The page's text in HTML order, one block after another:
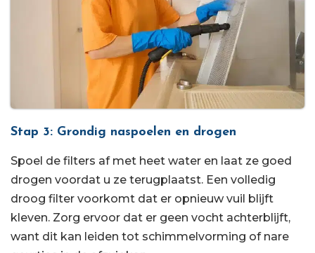
Stap 3: Grondig naspoelen en drogen
Spoel de filters af met heet water en laat ze goed
drogen voordat u ze terugplaatst. Een volledig
droog filter voorkomt dat er opnieuw vuil blijft
kleven. Zorg ervoor dat er geen vocht achterblijft,
want dit kan leiden tot schimmelvorming of nare